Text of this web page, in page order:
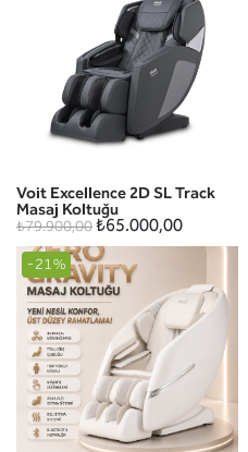
Voit Excellence 2D SL Track
Masaj Koltuğu
₺79.900,00₺65.000,00
-21%